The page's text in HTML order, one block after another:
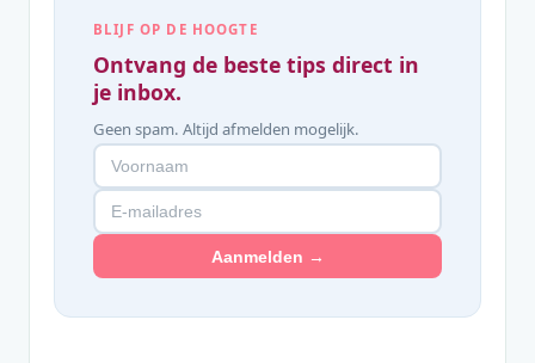
BLIJF OP DE HOOGTE
Ontvang de beste tips direct in
je inbox.
Geen spam. Altijd afmelden mogelijk.
Aanmelden →